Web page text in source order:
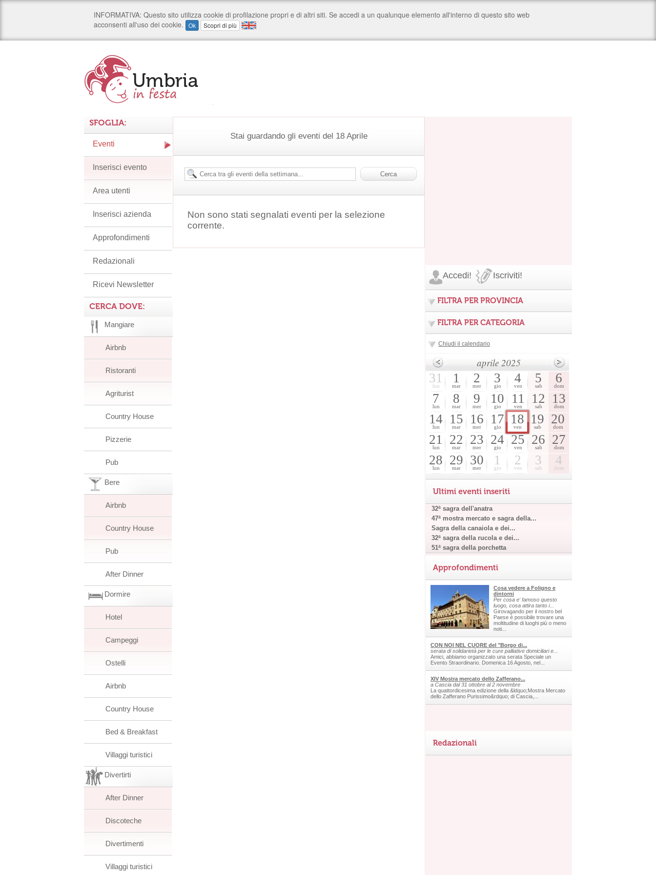
Stai guardando gli eventi del 18 Aprile
Non sono stati segnalati eventi per la selezione
corrente.
SFOGLIA:
Eventi
Inserisci evento
Area utenti
Inserisci azienda
Approfondimenti
Redazionali
Ricevi Newsletter
CERCA DOVE:
Mangiare
Airbnb
Ristoranti
Agriturist
Country House
Pizzerie
Pub
Bere
Airbnb
Country House
Pub
After Dinner
Dormire
Hotel
Campeggi
Ostelli
Airbnb
Country House
Bed & Breakfast
Villaggi turistici
Divertirti
After Dinner
Discoteche
Divertimenti
Villaggi turistici
Accedi! Iscriviti!
FILTRA PER PROVINCIA
FILTRA PER CATEGORIA
Chiudi il calendario
aprile 2025
31
lun
1
mar
2
mer
3
gio
4
ven
5
sab
6
dom
7
lun
8
mar
9
mer
10
gio
11
ven
12
sab
13
dom
14
lun
15
mar
16
mer
17
gio
18
ven
19
sab
20
dom
21
lun
22
mar
23
mer
24
gio
25
ven
26
sab
27
dom
28
lun
29
mar
30
mer
1
gio
2
ven
3
sab
4
dom
Ultimi eventi inseriti
32ª sagra dell'anatra
47ª mostra mercato e sagra della...
Sagra della canaiola e dei...
32ª sagra della rucola e dei...
51ª sagra della porchetta
Approfondimenti
Cosa vedere a Foligno e
dintorni
Per cosa e' famoso questo
luogo, cosa attira tanto i...
Girovagando per il nostro bel
Paese è possibile trovare una
moltitudine di luoghi più o meno
noti...
CON NOI NEL CUORE del "Borgo di...
serata di solidarietà per le cure palliative domiciliari e...
Amici, abbiamo organizzato una serata Speciale un
Evento Straordinario. Domenica 16 Agosto, nel...
XIV Mostra mercato dello Zafferano...
a Cascia dal 31 ottobre al 2 novembre
La quattordicesima edizione della &ldquo;Mostra Mercato
dello Zafferano Purissimo&rdquo; di Cascia,...
Redazionali